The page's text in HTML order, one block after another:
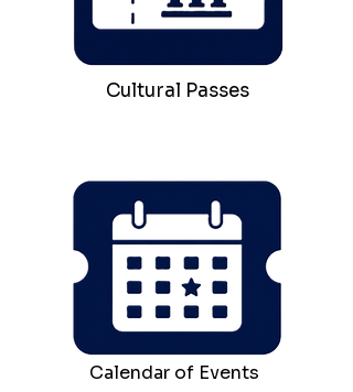
Cultural Passes
Calendar of Events